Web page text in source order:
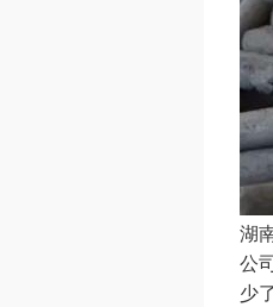
湖
公
少